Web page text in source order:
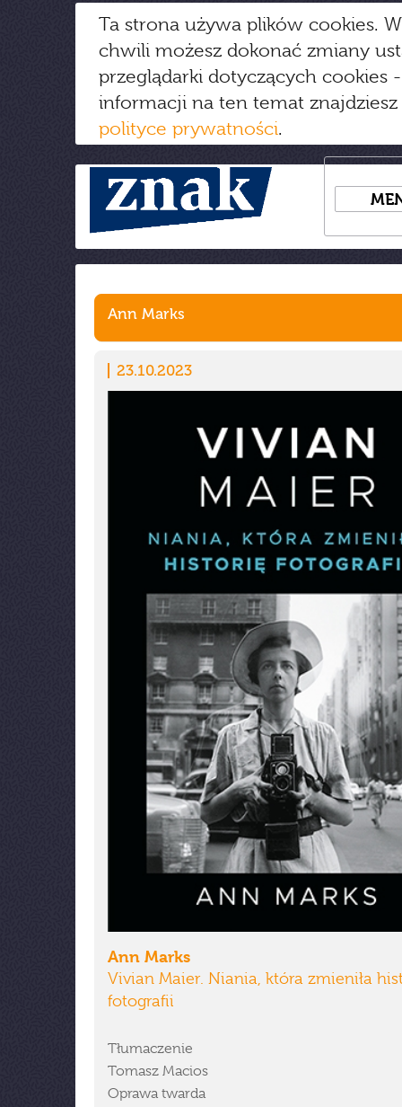
Ta strona używa plików cookies.
chwili możesz dokonać zmiany
przeglądarki dotyczących cookies
informacji na ten temat
polityce prywatności.
Ann Marks
23.10.2023
Ann Marks
Vivian Maier. Niania, która zmieniła
fotografii
Tłumaczenie
Tomasz Macios
Oprawa twarda